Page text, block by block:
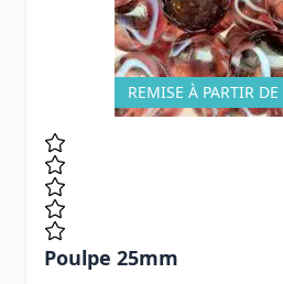
REMISE À PARTIR DE
Poulpe 25mm